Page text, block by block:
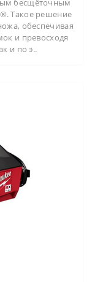
бесщёточным
Такое решение
обеспечивая
и превосходя
и по э..